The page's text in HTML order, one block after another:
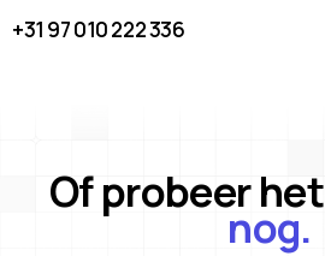
+31 97 010 222 336
Of probeer het
nog.